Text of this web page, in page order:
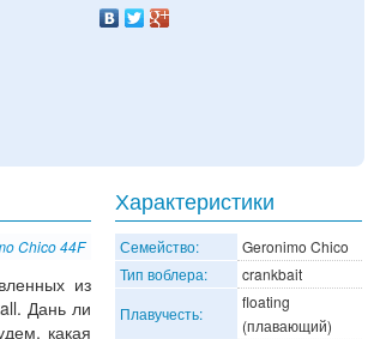
Chico 44F
из
Дань ли
какая
Характеристики
Семейство:
Geronimo Chico
Тип воблера:
crankbait
Плавучесть:
floating
(плавающий)